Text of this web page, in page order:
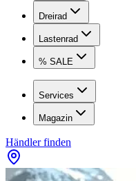
Dreirad
Lastenrad
% SALE
Services
Magazin
Händler finden